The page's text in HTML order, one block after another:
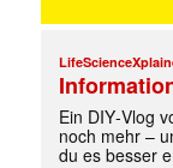
Ein DIY‑Vlog
noch mehr –
du es besser